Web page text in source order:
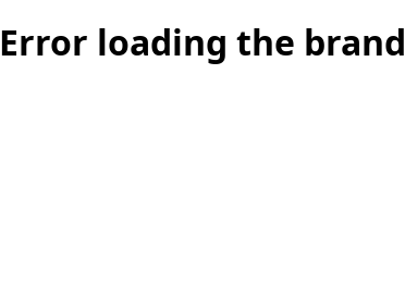
Error loading the brand